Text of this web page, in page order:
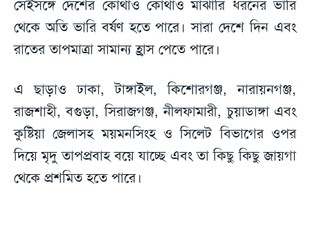
সেইসঙ্গে দেশের কোথাও কোথাও মাঝারি ধরনের ভারি
থেকে অতি ভারি বর্ষণ হতে পারে। সারা দেশে দিন এবং
রাতের তাপমাত্রা সামান্য হ্রাস পেতে পারে।
এ ছাড়াও ঢাকা, টাঙ্গাইল, কিশোরগঞ্জ, নারায়নগঞ্জ,
রাজশাহী, বগুড়া, সিরাজগঞ্জ, নীলফামারী, চুয়াডাঙ্গা এবং
কুষ্টিয়া জেলাসহ ময়মনসিংহ ও সিলেট বিভাগের ওপর
দিয়ে মৃদু তাপপ্রবাহ বয়ে যাচ্ছে এবং তা কিছু কিছু জায়গা
থেকে প্রশমিত হতে পারে।